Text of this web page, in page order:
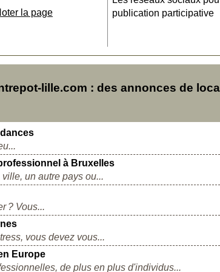
la page
publication participative
lille.com : des annonces de
à Bruxelles
un autre pays ou...
? Vous...
vous devez vous...
Europe
de plus en plus d'individus...